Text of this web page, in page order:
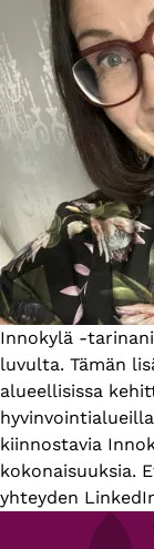
Esittelyteksti
Innokylä -
luvulta. Tämän
alueellisissa
kiinnostavia
kokonaisuuksia.
yhteyden